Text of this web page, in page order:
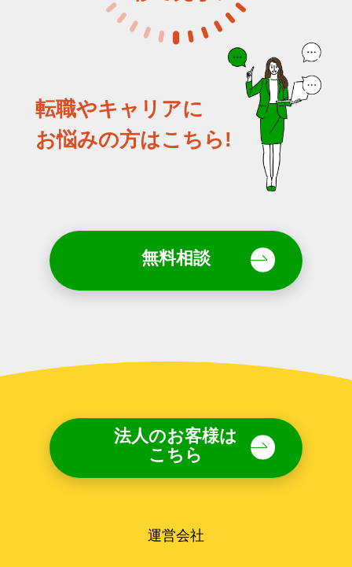
転職やキャリアに
お悩みの方はこちら!
無料相談
法人のお客様は
こちら
運営会社